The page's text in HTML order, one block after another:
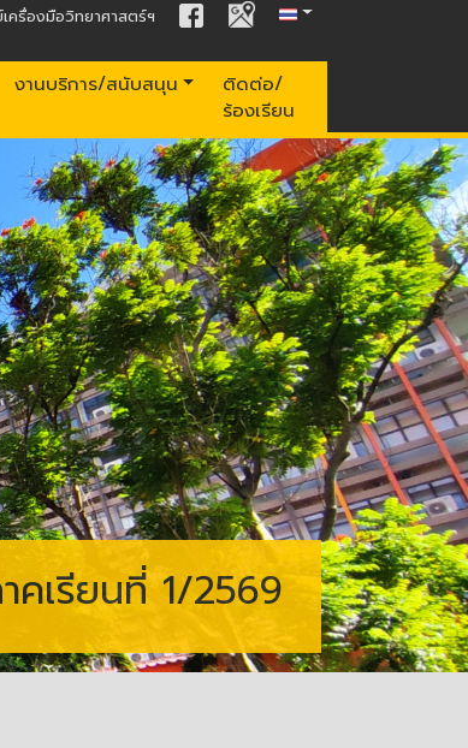
งานบริการ/สนับสนุน
ติดต่อ/
ร้องเรียน
ครื่องมือวิทยาศาสตร์ฯ
คเรียนที่ 1/2569